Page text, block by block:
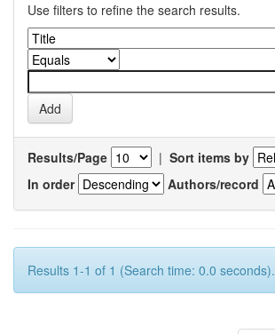
Use filters to refine the search results.
Results/Page | Sort items by
In order
Authors/record
Results 1-1 of 1 (Search time: 0.0 seconds).